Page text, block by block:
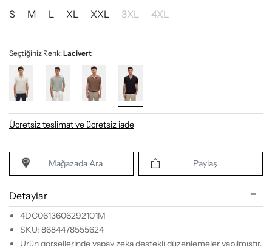
S M L XL XXL 3XL 4XL
Seçtiğiniz Renk:Lacivert
Ücretsiz teslimat ve ücretsiz iade
Mağazada Ara Paylaş
Detaylar
4DC0613606292101M
SKU: 8684478555624
Ürün görsellerinde yapay zeka destekli düzenlemeler yapılmıştır.